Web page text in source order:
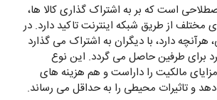
است که بر به اشتراک ‌گذاری کالا ها،
از طریق شبکه اینترنت تاکید دارد. در
هرآنچه دارد، با دیگران به اشتراک می گذارد
برد برای طرفین حاصل می گردد. این نوع
مالکیت را داراست و هم هزینه های
و تاثیرات محیطی را به حداقل می رساند.